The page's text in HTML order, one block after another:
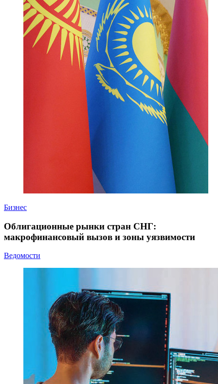
Бизнес
Облигационные рынки стран СНГ:
макрофинансовый вызов и зоны уязвимости
Ведомости